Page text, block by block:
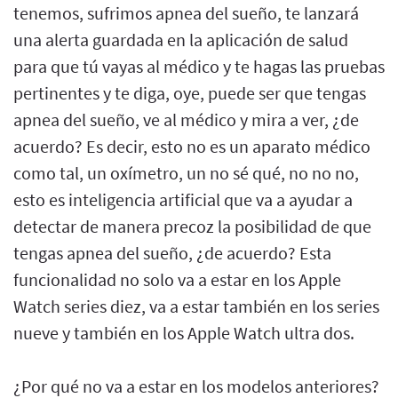
tenemos, sufrimos apnea del sueño, te lanzará
una alerta guardada en la aplicación de salud
para que tú vayas al médico y te hagas las pruebas
pertinentes y te diga, oye, puede ser que tengas
apnea del sueño, ve al médico y mira a ver, ¿de
acuerdo? Es decir, esto no es un aparato médico
como tal, un oxímetro, un no sé qué, no no no,
esto es inteligencia artificial que va a ayudar a
detectar de manera precoz la posibilidad de que
tengas apnea del sueño, ¿de acuerdo? Esta
funcionalidad no solo va a estar en los Apple
Watch series diez, va a estar también en los series
nueve y también en los Apple Watch ultra dos.
¿Por qué no va a estar en los modelos anteriores?